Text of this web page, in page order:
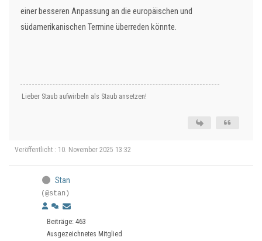
einer besseren Anpassung an die europäischen und
südamerikanischen Termine überreden könnte.
Lieber Staub aufwirbeln als Staub ansetzen!
Veröffentlicht : 10. November 2025 13:32
Stan
(@stan)
Beiträge: 463
Ausgezeichnetes Mitglied